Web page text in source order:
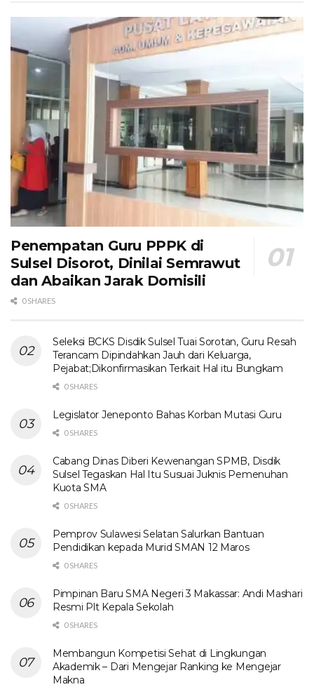
Penempatan Guru PPPK di
Sulsel Disorot, Dinilai Semrawut
dan Abaikan Jarak Domisili
0 SHARES
Seleksi BCKS Disdik Sulsel Tuai Sorotan, Guru Resah
Terancam Dipindahkan Jauh dari Keluarga,
Pejabat;Dikonfirmasikan Terkait Hal itu Bungkam
0 SHARES
Legislator Jeneponto Bahas Korban Mutasi Guru
0 SHARES
Cabang Dinas Diberi Kewenangan SPMB, Disdik
Sulsel Tegaskan Hal Itu Susuai Juknis Pemenuhan
Kuota SMA
0 SHARES
Pemprov Sulawesi Selatan Salurkan Bantuan
Pendidikan kepada Murid SMAN 12 Maros
0 SHARES
Pimpinan Baru SMA Negeri 3 Makassar: Andi Mashari
Resmi Plt Kepala Sekolah
0 SHARES
Membangun Kompetisi Sehat di Lingkungan
Akademik – Dari Mengejar Ranking ke Mengejar
Makna